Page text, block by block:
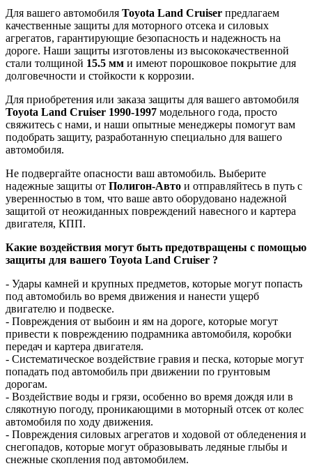
Для вашего автомобиля Toyota Land Cruiser предлагаем
качественные защиты для моторного отсека и силовых
агрегатов, гарантирующие безопасность и надежность на
дороге. Наши защиты изготовлены из высококачественной
стали толщиной 15.5 мм и имеют порошковое покрытие для
долговечности и стойкости к коррозии.
Для приобретения или заказа защиты для вашего автомобиля
Toyota Land Cruiser 1990-1997 модельного года, просто
свяжитесь с нами, и наши опытные менеджеры помогут вам
подобрать защиту, разработанную специально для вашего
автомобиля.
Не подвергайте опасности ваш автомобиль. Выберите
надежные защиты от Полигон-Авто и отправляйтесь в путь с
уверенностью в том, что ваше авто оборудовано надежной
защитой от неожиданных повреждений навесного и картера
двигателя, КПП.
Какие воздействия могут быть предотвращены с помощью
защиты для вашего Toyota Land Cruiser ?
- Удары камней и крупных предметов, которые могут попасть
под автомобиль во время движения и нанести ущерб
двигателю и подвеске.
- Повреждения от выбоин и ям на дороге, которые могут
привести к повреждению подрамника автомобиля, коробки
передач и картера двигателя.
- Систематическое воздействие гравия и песка, которые могут
попадать под автомобиль при движении по грунтовым
дорогам.
- Воздействие воды и грязи, особенно во время дождя или в
слякотную погоду, проникающими в моторный отсек от колес
автомобиля по ходу движения.
- Повреждения силовых агрегатов и ходовой от обледенения и
снегопадов, которые могут образовывать ледяные глыбы и
снежные скопления под автомобилем.